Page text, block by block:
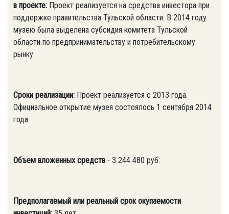
в проекте: Проект реализуется на средства инвестора при
поддержке правительства Тульской области. В 2014 году
музею была выделена субсидия комитета Тульской
области по предпринимательству и потребительскому
рынку.
Сроки реализации: Проект реализуется с 2013 года.
Официальное открытие музея состоялось 1 сентября 2014
года.
Объем вложенных средств - 3 244 480 руб.
Предполагаемый или реальный срок окупаемости